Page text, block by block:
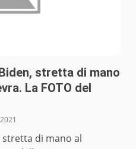
stretta di mano
La FOTO del
stretta di mano al